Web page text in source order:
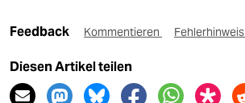
Feedback Kommentieren Fehlerhinweis
Diesen Artikel teilen